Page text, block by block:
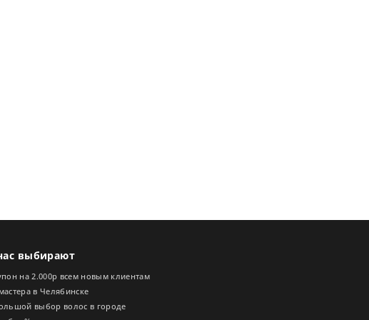
выбирают
на 2.000р всем новым клиентам
в Челябинске
выбор волос в городе